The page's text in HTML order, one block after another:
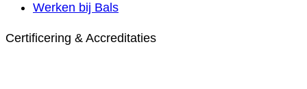
Werken bij Bals
Certificering & Accreditaties